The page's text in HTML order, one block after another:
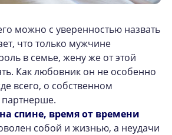
можно с уверенностью назвать
что только мужчине
в семье, жену же от этой
Как любовник он не особенно
всего, о собственном
спине, время от времени
собой и жизнью, а неудачи